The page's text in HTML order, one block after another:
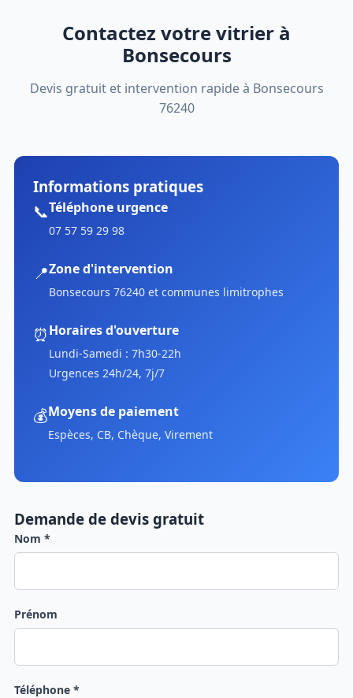
Contactez votre vitrier à
Bonsecours
Devis gratuit et intervention rapide à Bonsecours
76240
Informations pratiques
📞Téléphone urgence
07 57 59 29 98
📍Zone d'intervention
Bonsecours 76240 et communes limitrophes
⏰Horaires d'ouverture
Lundi-Samedi : 7h30-22h
Urgences 24h/24, 7j/7
💰Moyens de paiement
Espèces, CB, Chèque, Virement
Demande de devis gratuit
Nom *
Prénom
Téléphone *